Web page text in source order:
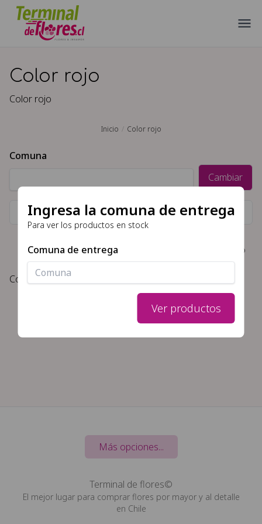
Color rojo
Color rojo
Inicio Color rojo
Comuna
Cambiar
Filtrar por ocasion, tipo de flor, color, etc\
No hay productos disponibles en la comunas o
filtros seleccionados
Color rojo
Más opciones...
Terminal de flores©
El mejor lugar para comprar flores por mayor y al detalle
en Chile
Ingresa la comuna de entrega
Para ver los productos en stock
Comuna de entrega
Ver productos